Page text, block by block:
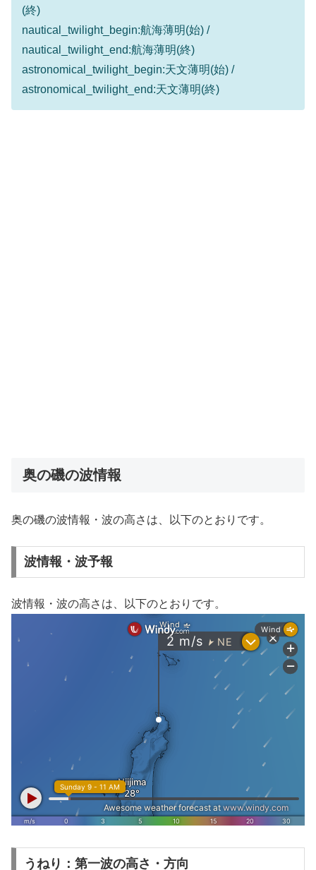
(終)
nautical_twilight_begin:航海薄明(始) /
nautical_twilight_end:航海薄明(終)
astronomical_twilight_begin:天文薄明(始) /
astronomical_twilight_end:天文薄明(終)
奥の磯の波情報
奥の磯の波情報・波の高さは、以下のとおりです。
波情報・波予報
波情報・波の高さは、以下のとおりです。
うねり：第一波の高さ・方向